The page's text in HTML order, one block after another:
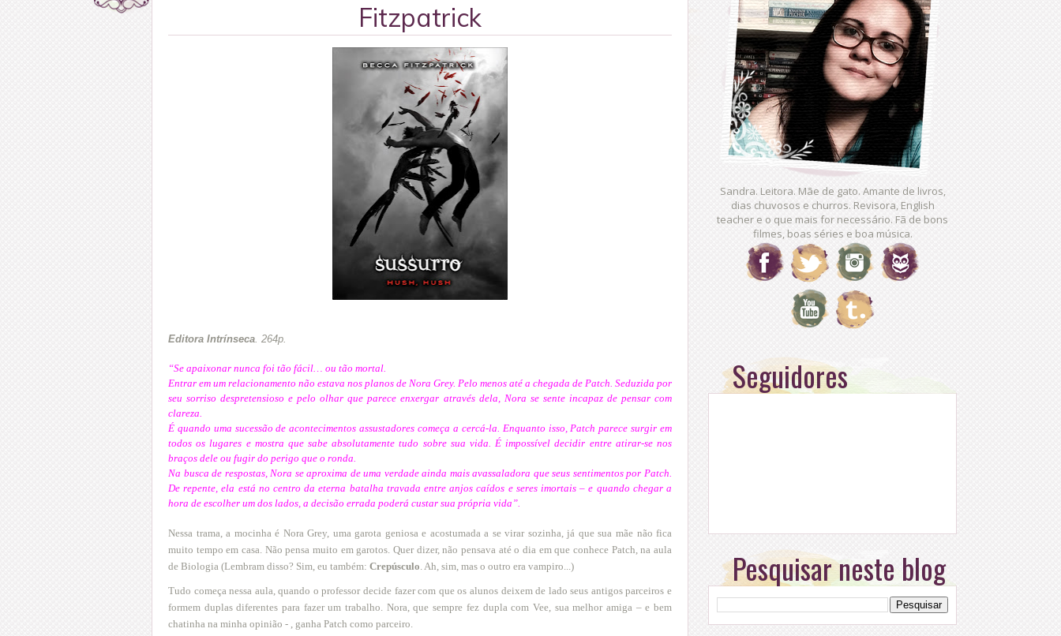
Fitzpatrick
Editora Intrínseca . 264p.
“Se apaixonar nunca foi tão fácil… ou tão mortal.
Entrar em um relacionamento não estava nos planos de Nora Grey. Pelo menos até a chegada de Patch. Seduzida por
seu sorriso despretensioso e pelo olhar que parece enxergar através dela, Nora se sente incapaz de pensar com
clareza.
É quando uma sucessão de acontecimentos assustadores começa a cercá-la. Enquanto isso, Patch parece surgir em
todos os lugares e mostra que sabe absolutamente tudo sobre sua vida. É impossível decidir entre atirar-se nos
braços dele ou fugir do perigo que o ronda.
Na busca de respostas, Nora se aproxima de uma verdade ainda mais avassaladora que seus sentimentos por Patch.
De repente, ela está no centro da eterna batalha travada entre anjos caídos e seres imortais – e quando chegar a
hora de escolher um dos lados, a decisão errada poderá custar sua própria vida”.
Nessa trama, a mocinha é Nora Grey , uma garota geniosa e acostumada a se virar sozinha, já que sua mãe não fica
muito tempo em casa. Não pensa muito em garotos. Quer dizer, não pensava até o dia em que conhece Patch , na aula
de Biologia (Lembram disso? Sim, eu também: Crepúsculo . Ah, sim, mas o outro era vampiro...)
Tudo começa nessa aula, quando o professor decide fazer com que os alunos deixem de lado seus antigos parceiros e
formem duplas diferentes para fazer um trabalho. Nora, que sempre fez dupla com Vee, sua melhor amiga – e bem
chatinha na minha opinião - , ganha Patch como parceiro.
Sandra. Leitora. Mãe de gato. Amante de livros,
dias chuvosos e churros. Revisora, English
teacher e o que mais for necessário. Fã de bons
filmes, boas séries e boa música.
Seguidores
Pesquisar neste blog